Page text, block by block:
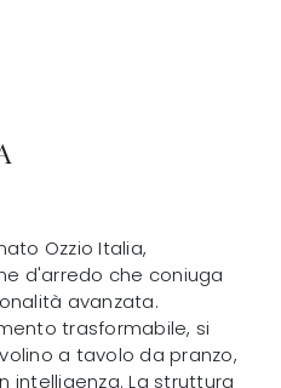
Ozzio Italia,
d'arredo che coniuga
avanzata.
trasformabile, si
a tavolo da pranzo,
intelligenza. La struttura